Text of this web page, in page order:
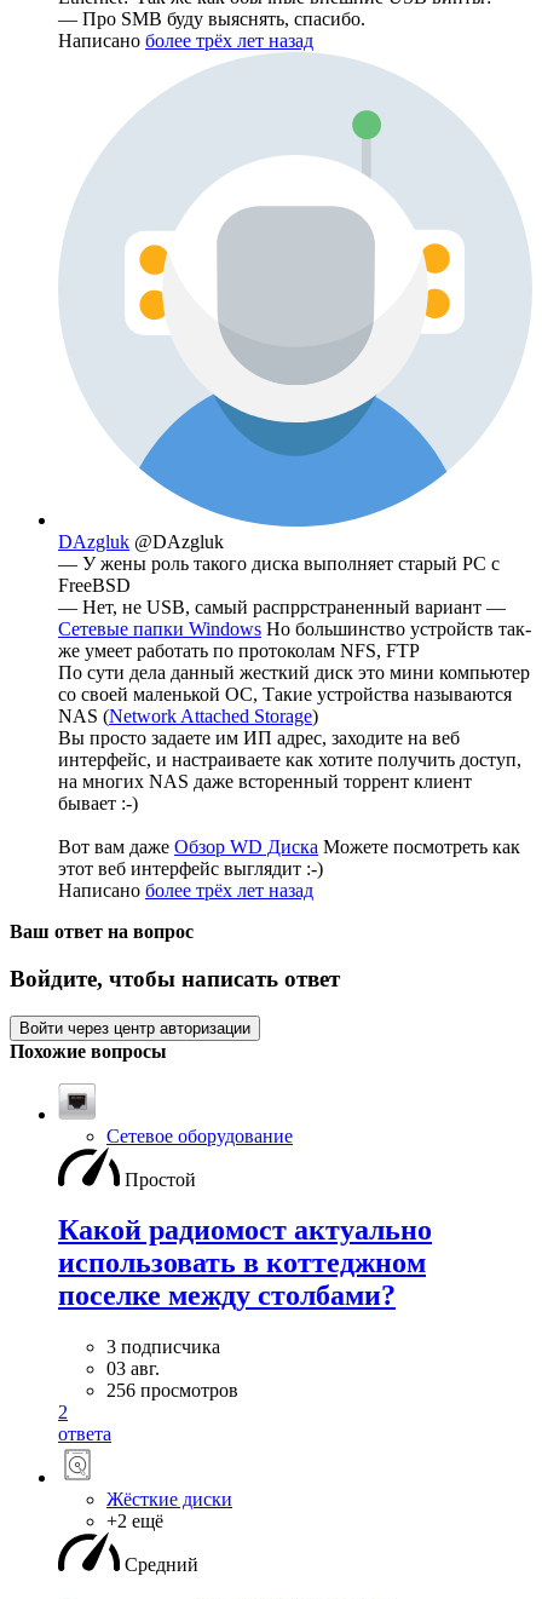
— Про SMB буду выяснять, спасибо.
Написано более трёх лет назад
DAzgluk @DAzgluk
— У жены роль такого диска выполняет старый PC с
FreeBSD
— Нет, не USB, самый распррстраненный вариант —
Сетевые папки Windows Но большинство устройств так-
же умеет работать по протоколам NFS, FTP
По сути дела данный жесткий диск это мини компьютер
со своей маленькой ОС, Такие устройства называются
NAS (Network Attached Storage)
Вы просто задаете им ИП адрес, заходите на веб
интерфейс, и настраиваете как хотите получить доступ,
на многих NAS даже всторенный торрент клиент
бывает :-)
Вот вам даже Обзор WD Диска Можете посмотреть как
этот веб интерфейс выглядит :-)
Написано более трёх лет назад
Ваш ответ на вопрос
Войдите, чтобы написать ответ
Войти через центр авторизации
Похожие вопросы
Сетевое оборудование
Простой
Какой радиомост актуально
использовать в коттеджном
поселке между столбами?
3 подписчика
03 авг.
256 просмотров
2
ответа
Жёсткие диски
+2 ещё
Средний